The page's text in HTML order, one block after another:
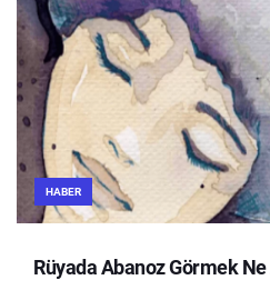
HABER
Rüyada Abanoz Görmek